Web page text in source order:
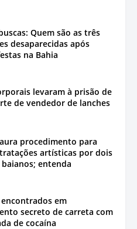
Quem são as três
desaparecidas após
na Bahia
levaram à prisão de
de vendedor de lanches
procedimento para
artísticas por dois
entenda
encontrados em
secreto de carreta com
de cocaína